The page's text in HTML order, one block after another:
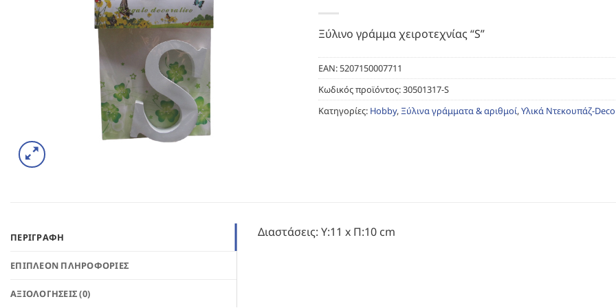
Ξύλινο γράμμα χειροτεχνίας “S”
EAN:5207150007711
Κωδικός προϊόντος:30501317-S
Κατηγορίες: Hobby,Ξύλινα γράμματα & αριθμοί,Υλικά Ντεκουπάζ-
ΠΕΡΙΓΡΑΦΉ
ΕΠΙΠΛΈΟΝ ΠΛΗΡΟΦΟΡΊΕΣ
ΑΞΙΟΛΟΓΉΣΕΙΣ (0)
Διαστάσεις: Υ:11 x Π:10 cm